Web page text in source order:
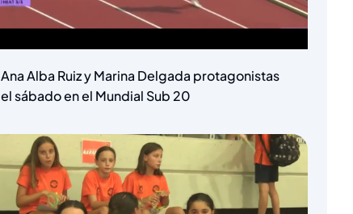
Ana Alba Ruiz y Marina Delgada protagonistas
el sábado en el Mundial Sub 20